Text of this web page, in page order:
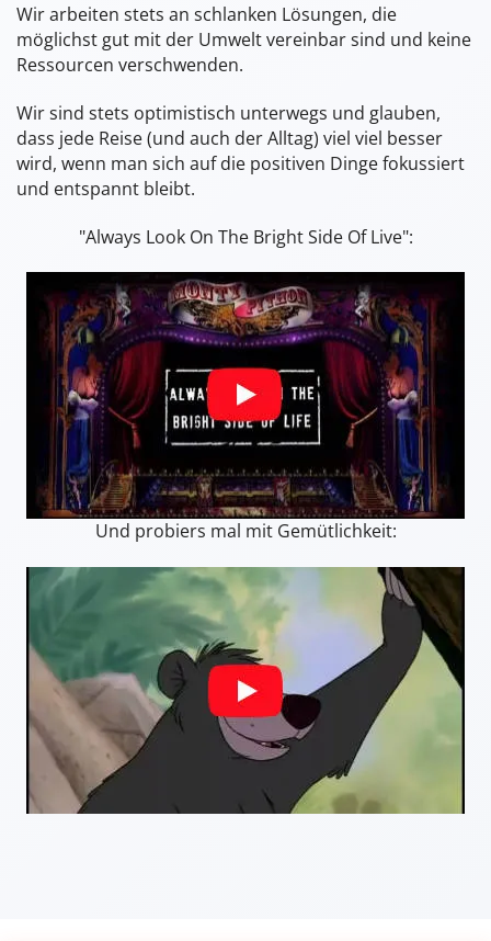
Wir arbeiten stets an schlanken Lösungen, die
möglichst gut mit der Umwelt vereinbar sind und keine
Ressourcen verschwenden.
Wir sind stets optimistisch unterwegs und glauben,
dass jede Reise (und auch der Alltag) viel viel besser
wird, wenn man sich auf die positiven Dinge fokussiert
und entspannt bleibt.
"Always Look On The Bright Side Of Live":
Und probiers mal mit Gemütlichkeit: